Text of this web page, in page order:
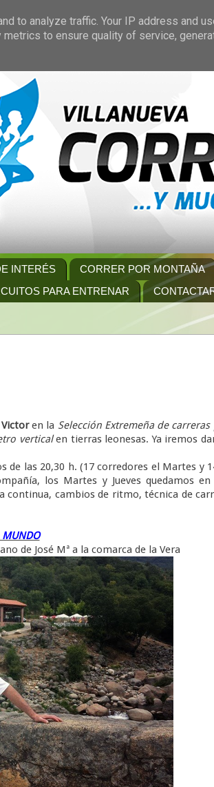
INTERÉS
CORRER POR MONTAÑA
PARA ENTRENAR
Victoren la Selección Extremeña de carreras
verticalen tierras leonesas. Ya iremos
las 20,30 h. (17 corredores el Martes y
los Martes y Jueves quedamos
continua, cambios de ritmo, técnica de
MUNDO
de José Mª a la comarca de la Vera
to analyze traffic. Your IP address and
to ensure quality of service,